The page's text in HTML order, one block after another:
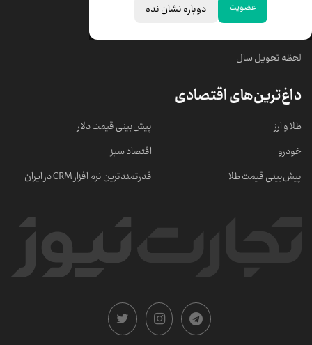
عضویت دوباره نشان نده
خبرهای مهم
لحظه تحویل سال
داغ‌ترین‌های اقتصادی
طلا و ارز
خودرو
پیش‌بینی قیمت طلا
پیش‌بینی قیمت دلار
اقتصاد سبز
قدرتمندترین نرم‌ افزار CRM در ایران